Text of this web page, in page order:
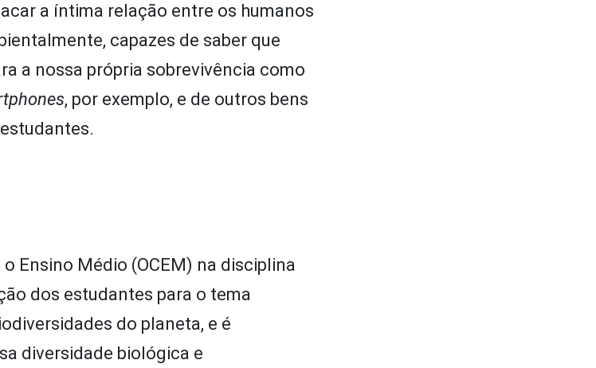
a íntima relação entre os humanos
capazes de saber que
a nossa própria sobrevivência como
, por exemplo, e de outros bens
Ensino Médio (OCEM) na disciplina
dos estudantes para o tema
do planeta, e é
diversidade biológica e